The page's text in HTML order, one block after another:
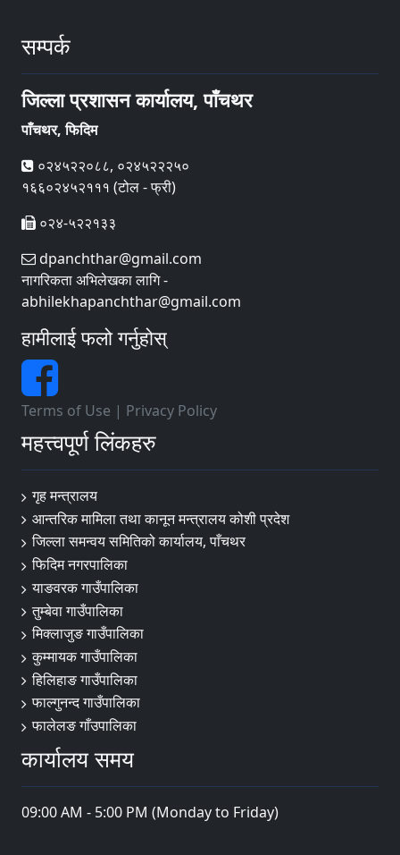
सम्पर्क
जिल्ला प्रशासन कार्यालय, पाँचथर
पाँचथर, फिदिम
०२४५२२०८८, ०२४५२२२५०
१६६०२४५२१११ (टोल - फ्री)
०२४-५२२१३३
dpanchthar@gmail.com
नागरिकता अभिलेखका लागि -
abhilekhapanchthar@gmail.com
हामीलाई फलो गर्नुहोस्
Terms of Use | Privacy Policy
महत्त्वपूर्ण लिंकहरु
गृह मन्त्रालय
आन्तरिक मामिला तथा कानून मन्त्रालय कोशी प्रदेश
जिल्ला समन्वय समितिको कार्यालय, पाँचथर
फिदिम नगरपालिका
याङवरक गाउँपालिका
तुम्बेवा गाउँपालिका
मिक्लाजुङ गाउँपालिका
कुम्मायक गाउँपालिका
हिलिहाङ गाउँपालिका
फाल्गुनन्द गाउँपालिका
फालेलङ गाँउपालिका
कार्यालय समय
09:00 AM - 5:00 PM (Monday to Friday)